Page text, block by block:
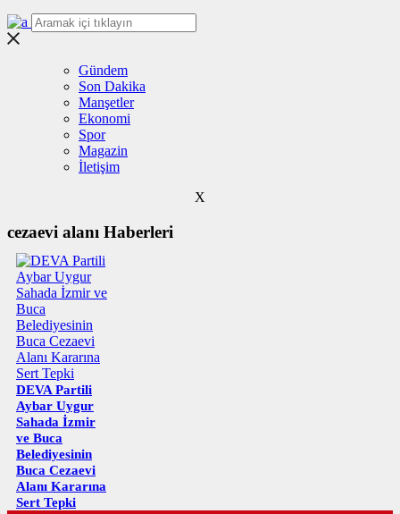
Gündem
Son Dakika
Manşetler
Ekonomi
Spor
Magazin
İletişim
X
cezaevi alanı Haberleri
DEVA Partili
Aybar Uygur
Sahada İzmir
ve Buca
Belediyesinin
Buca Cezaevi
Alanı Kararına
Sert Tepki